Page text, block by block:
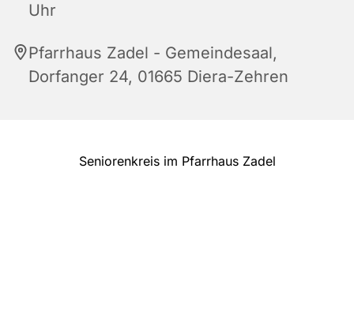
Uhr
Pfarrhaus Zadel - Gemeindesaal,
Dorfanger 24, 01665 Diera-Zehren
Seniorenkreis im Pfarrhaus Zadel